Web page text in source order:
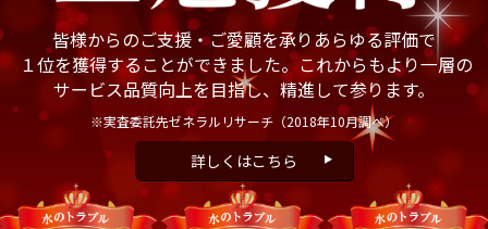
皆様からのご支援・ご愛顧を承りあらゆる評価で
１位を獲得することができました。これからもより一層の
サービス品質向上を目指し、精進して参ります。
※実査委託先ゼネラルリサーチ （2018年10月調べ）
詳しくはこちら